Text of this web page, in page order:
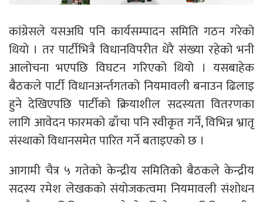
कांग्रेसले यसअघि पनि कार्यसम्पादन समिति गठन गरेको
थियो । तर पार्टीभित्रै विधानविपरीत धेरै संख्या रहेको भनी
आलोचना भएपछि विघटन गरिएको थियो । यसबाहेक
बैठकले पार्टी विधानअर्न्तगतको नियमावली बनाउन ढिलाइ
हुने देखिएपछि पार्टीको क्रियाशील सदस्यता वितरणका
लागि आवेदन फारमको ढाँचा पनि स्वीकृत गर्ने, विभिन्न भ्रातृ
संस्थाको विधानसमेत पारित गर्ने बताइएको छ ।
आगामी चैत्र ५ गतेको केन्द्रीय समितिको बैठकले केन्द्रीय
सदस्य रमेश लेखकको संयोजकत्वमा नियमावली संशोधन